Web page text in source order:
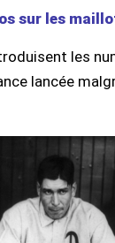
sur les
les
lancée